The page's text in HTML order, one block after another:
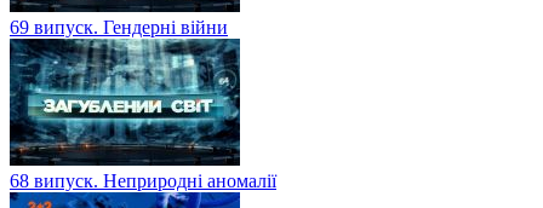
69 випуск. Гендерні війни
68 випуск. Неприродні аномалії